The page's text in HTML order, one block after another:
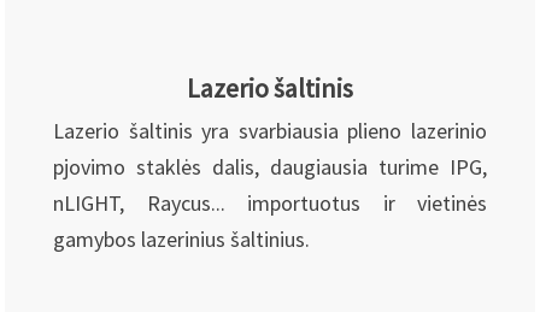
Lazerio šaltinis
Lazerio šaltinis yra svarbiausia plieno lazerinio
pjovimo staklės dalis, daugiausia turime IPG,
nLIGHT, Raycus... importuotus ir vietinės
gamybos lazerinius šaltinius.